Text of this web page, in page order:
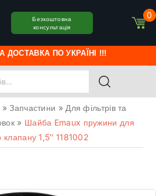
ДОСТАВКА ПО УКРАЇНІ !!!
Безкоштовна
консультація
0
»Запчастини » Для фільтрів та
» Шайба Emaux пружини для
клапану 1,5″ 1181002